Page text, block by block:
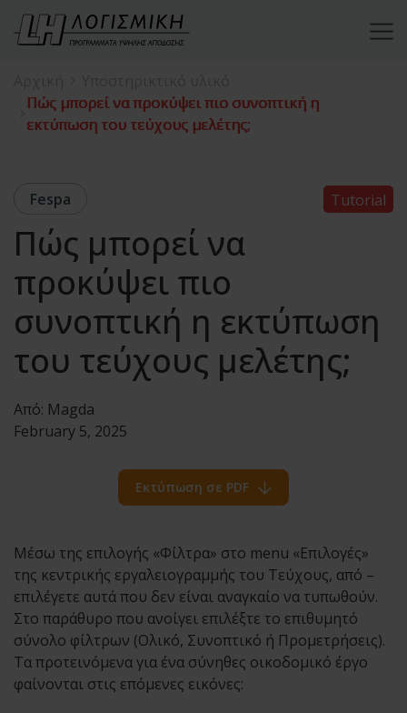
Πώς μπορεί να προκύψει πιο συνοπτική η
εκτύπωση του τεύχους μελέτης;
Fespa Tutorial
Πώς μπορεί να
προκύψει πιο
συνοπτική η εκτύπωση
του τεύχους μελέτης;
Από: Magda
February 5, 2025
Εκτύπωση σε PDF
Μέσω της επιλογής «Φίλτρα» στο menu «Επιλογές»
της κεντρικής εργαλειογραμμής του Τεύχους, από –
επιλέγετε αυτά που δεν είναι αναγκαίο να τυπωθούν.
Στο παράθυρο που ανοίγει επιλέξτε το επιθυμητό
σύνολο φίλτρων (Ολικό, Συνοπτικό ή Προμετρήσεις).
Τα προτεινόμενα για ένα σύνηθες οικοδομικό έργο
φαίνονται στις επόμενες εικόνες: